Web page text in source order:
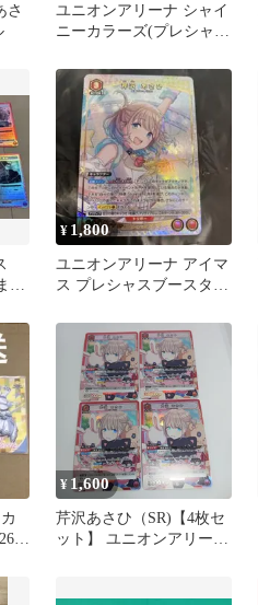
さ
ユニオンアリーナ シャイ
ニーカラーズ(プレシャ
¥ 1,800
ユニオンアリーナ アイマ
ス プレシャスブースター
¥ 1,600
芹沢あさひ（SR)【4枚セ
ット】 ユニオンアリー